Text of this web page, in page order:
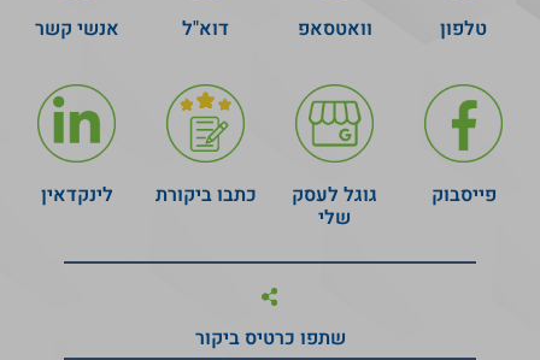
טלפון וואטסאפ דוא"ל אנשי קשר
פייסבוק גוגל לעסק
שלי
כתבו ביקורת לינקדאין
שתפו כרטיס ביקור